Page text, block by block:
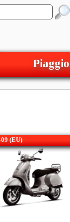
Piaggio
09 (EU)